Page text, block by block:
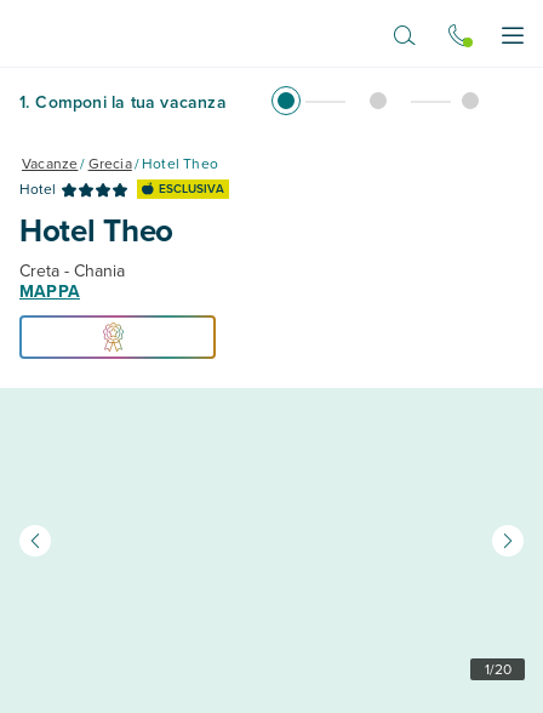
1. Componi la tua vacanza
Vacanze/Grecia/Hotel Theo
Hotel
ESCLUSIVA
Hotel Theo
Creta - Chania
MAPPA
1/20